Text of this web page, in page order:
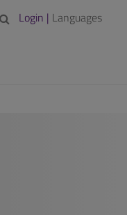
Login | Languages